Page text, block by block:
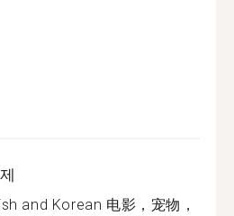
and Korean 电影，宠物，